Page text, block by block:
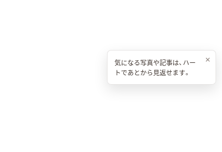
×
気になる写真や記事は、ハー
トであとから見返せます。